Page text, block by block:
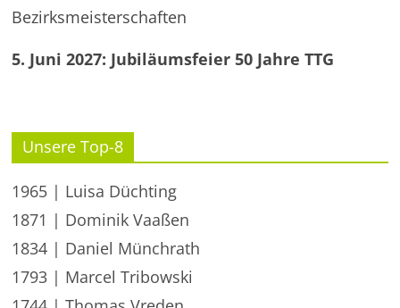
Bezirksmeisterschaften
5. Juni 2027: Jubiläumsfeier 50 Jahre TTG
Unsere Top-8
1965 | Luisa Düchting
1871 | Dominik Vaaßen
1834 | Daniel Münchrath
1793 | Marcel Tribowski